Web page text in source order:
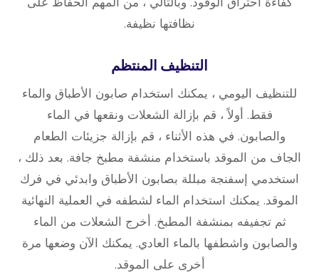
نظافتها نظيفة.
التنظيف المنتظم
للتنظيف اليومي ، يمكنك استخدام صابون الأطباق والماء
فقط. أولاً ، قم بإزالة الشعلات ونقعها في الماء
والصابون. في هذه الأثناء ، قم بإزالة جزيئات الطعام
الجاف من الموقد باستخدام منشفة مطبخ جافة. بعد ذلك ،
استخدمي إسفنجة مبللة بصابون الأطباق وابدئي في فرك
الموقد. يمكنك استخدام الماء لشطفه في العملية النهائية
ثم تجفيفه بمنشفة المطبخ. أخرج الشعلات من الماء
والصابون واشطفها بالماء العادي. يمكنك الآن وضعها مرة
أخرى على الموقد.